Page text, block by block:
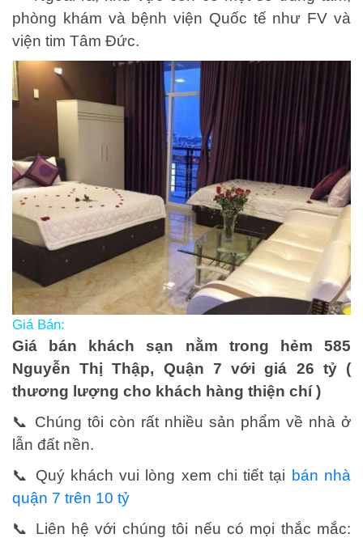
phòng khám và bệnh viện Quốc tế như FV và
viện tim Tâm Đức.
Giá Bán:
Giá bán khách sạn nằm trong hẻm 585
Nguyễn Thị Thập, Quận 7 với giá 26 tỷ (
thương lượng cho khách hàng thiện chí )
📞 Chúng tôi còn rất nhiều sản phẩm về nhà ở
lẫn đất nền.
📞 Quý khách vui lòng xem chi tiết tại bán nhà
quận 7 trên 10 tỷ
📞 Liên hệ với chúng tôi nếu có mọi thắc mắc: